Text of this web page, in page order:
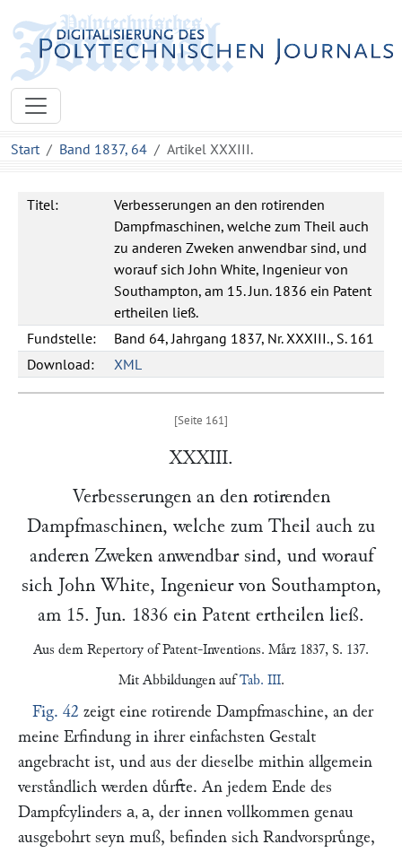
Start Band 1837, 64 Artikel XXXIII.
Titel:
Verbesserungen an den rotirenden
Dampfmaschinen, welche zum Theil auch
zu anderen Zweken anwendbar sind, und
worauf sich John White, Ingenieur von
Southampton, am 15. Jun. 1836 ein Patent
ertheilen ließ.
Fundstelle:
Band 64, Jahrgang 1837, Nr. XXXIII., S. 161
Download:
XML
XXXIII.
Verbesserungen an den rotirenden
Dampfmaschinen, welche zum Theil auch zu
anderen Zweken anwendbar sind, und worauf
sich John White, Ingenieur von Southampton,
am 15. Jun. 1836 ein Patent ertheilen ließ.
Aus dem Repertory of Patent-Inventions. Maͤrz 1837, S. 137.
Mit Abbildungen aufTab. III.
Fig. 42 zeigt eine rotirende Dampfmaschine, an der
meine Erfindung in ihrer einfachsten Gestalt
angebracht ist, und aus der dieselbe mithin allgemein
verstaͤndlich werden duͤrfte. An jedem Ende des
Dampfcylinders a, a, der innen vollkommen genau
ausgebohrt seyn muß, befinden sich Randvorspruͤnge,